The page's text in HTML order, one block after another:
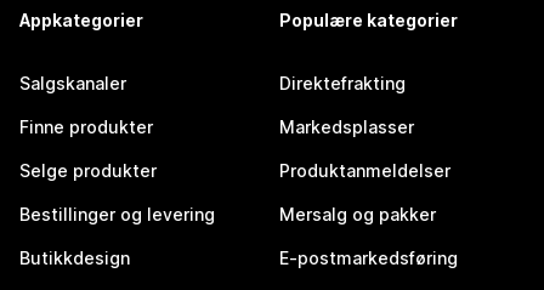
Appkategorier
Salgskanaler
Finne produkter
Selge produkter
Bestillinger og levering
Butikkdesign
Populære kategorier
Direktefrakting
Markedsplasser
Produktanmeldelser
Mersalg og pakker
E-postmarkedsføring